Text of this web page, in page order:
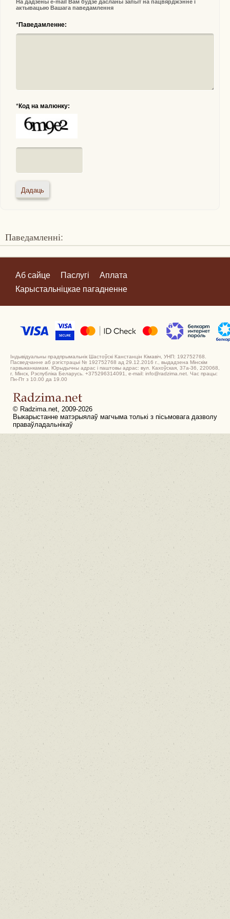
На дадзены e-mail Вам будзе дасланы запыт на пацвярджэнне і
актывацыю Вашага паведамлення
*Паведамленне:
*Код на малюнку:
Паведамленні:
Аб сайце Паслугі
Аплата
Карыстальніцкае пагадненне
Індывідуальны прадпрымальнік Шастоўскі Канстанцін Кімавіч, УНП: 192752768.
Пасведчанне аб рэгістрацыі № 192752768 ад 29.12.2016 г., выдадзена Мінскім
гарвыканкамам. Юрыдычны адрас і паштовы адрас: вул. Кахоўская, 37а-36, 220068,
г. Мінск, Рэспубліка Беларусь. +375296314091, e-mail: info@radzima.net. Час працы:
Пн-Пт з 10.00 да 19.00
© Radzima.net, 2009-2026
Выкарыстанне матэрыялаў магчыма толькі з пісьмовага дазволу
праваўладальнікаў